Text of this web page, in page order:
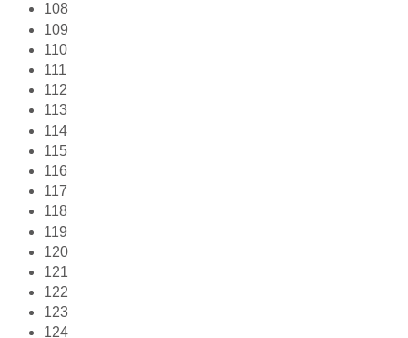
108
109
110
111
112
113
114
115
116
117
118
119
120
121
122
123
124